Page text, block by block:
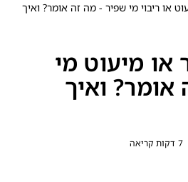
ריבוי מי שפיר - מה זה אומר? ואיך
מיעוט מי
ואיך